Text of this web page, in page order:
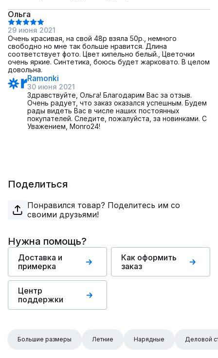
Ольга
29 июня 2021
Очень красивая, на свой 48р взяла 50р., немного
свободно но мне так больше нравится. Длина
соответствует фото. Цвет кипельно белый., Цветочки
очень яркие. Синтетика, боюсь будет жарковато. В целом
довольна.
Ramonki
30 июня 2021
Здравствуйте, Ольга! Благодарим Вас за отзыв.
Очень радует, что заказ оказался успешным. Будем
рады видеть Вас в числе наших постоянных
покупателей. Следите, пожалуйста, за новинками. С
Уважением, Monro24!
Поделиться
Понравился товар? Поделитесь им со
своими друзьями!
Нужна помощь?
Доставка и
примерка
Как оформить
заказ
Центр
поддержки
Большие размеры Летние Нарядные Деловой